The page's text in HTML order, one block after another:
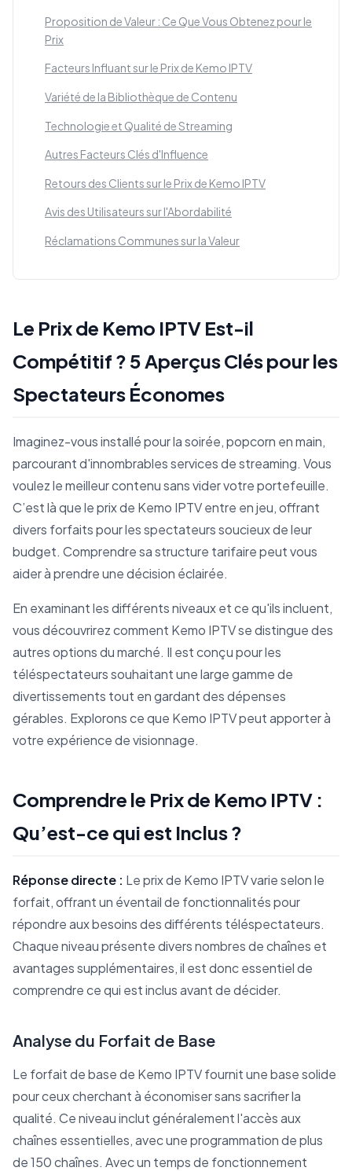
Proposition de Valeur : Ce Que Vous Obtenez pour le
Prix
Facteurs Influant sur le Prix de Kemo IPTV
Variété de la Bibliothèque de Contenu
Technologie et Qualité de Streaming
Autres Facteurs Clés d'Influence
Retours des Clients sur le Prix de Kemo IPTV
Avis des Utilisateurs sur l'Abordabilité
Réclamations Communes sur la Valeur
Le Prix de Kemo IPTV Est-il
Compétitif ? 5 Aperçus Clés pour les
Spectateurs Économes
Imaginez-vous installé pour la soirée, popcorn en main,
parcourant d'innombrables services de streaming. Vous
voulez le meilleur contenu sans vider votre portefeuille.
C’est là que le prix de Kemo IPTV entre en jeu, offrant
divers forfaits pour les spectateurs soucieux de leur
budget. Comprendre sa structure tarifaire peut vous
aider à prendre une décision éclairée.
En examinant les différents niveaux et ce qu'ils incluent,
vous découvrirez comment Kemo IPTV se distingue des
autres options du marché. Il est conçu pour les
téléspectateurs souhaitant une large gamme de
divertissements tout en gardant des dépenses
gérables. Explorons ce que Kemo IPTV peut apporter à
votre expérience de visionnage.
Comprendre le Prix de Kemo IPTV :
Qu’est-ce qui est Inclus ?
Réponse directe : Le prix de Kemo IPTV varie selon le
forfait, offrant un éventail de fonctionnalités pour
répondre aux besoins des différents téléspectateurs.
Chaque niveau présente divers nombres de chaînes et
avantages supplémentaires, il est donc essentiel de
comprendre ce qui est inclus avant de décider.
Analyse du Forfait de Base
Le forfait de base de Kemo IPTV fournit une base solide
pour ceux cherchant à économiser sans sacrifier la
qualité. Ce niveau inclut généralement l'accès aux
chaînes essentielles, avec une programmation de plus
de 150 chaînes. Avec un temps de fonctionnement